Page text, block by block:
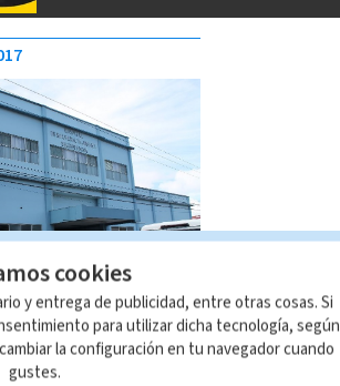
contarán
hospitalaria
cookies
y entrega de publicidad, entre otras cosas. Si
para utilizar dicha tecnología, según
la configuración en tu navegador cuando
gustes.